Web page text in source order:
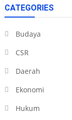
CATEGORIES
Budaya
CSR
Daerah
Ekonomi
Hukum